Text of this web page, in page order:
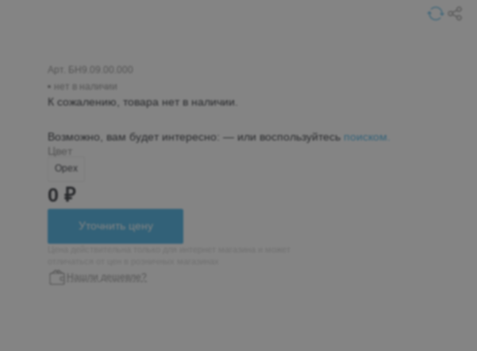
+7 (800)-700-79-39
globusmebel-
Железноводск
пос. Иноземцево, ул.
Гагарина 210а, ТЦ
«Пассаж», 1 этаж
нет в наличии
К сожалению, товара нет в наличии.
Возможно, вам будет интересно: — или воспользуйтесь поиском.
Цвет
Орех
0 ₽
Уточнить цену
Нашли дешевле?